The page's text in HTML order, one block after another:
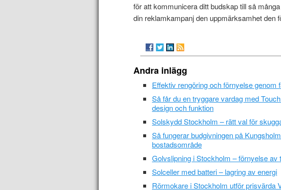
för att kommunicera ditt budskap till så
din reklamkampanj den uppmärksamhet den
Andra inlägg
Effektiv rengöring och förnyelse genom
Så får du en tryggare vardag med
design och funktion
Solskydd Stockholm – rätt val för
Så fungerar budgivningen på
bostadsområde
Golvslipning i Stockholm – förnyelse av
Solceller med batteri – lagring av energi
Rörmokare i Stockholm utför prisvärda